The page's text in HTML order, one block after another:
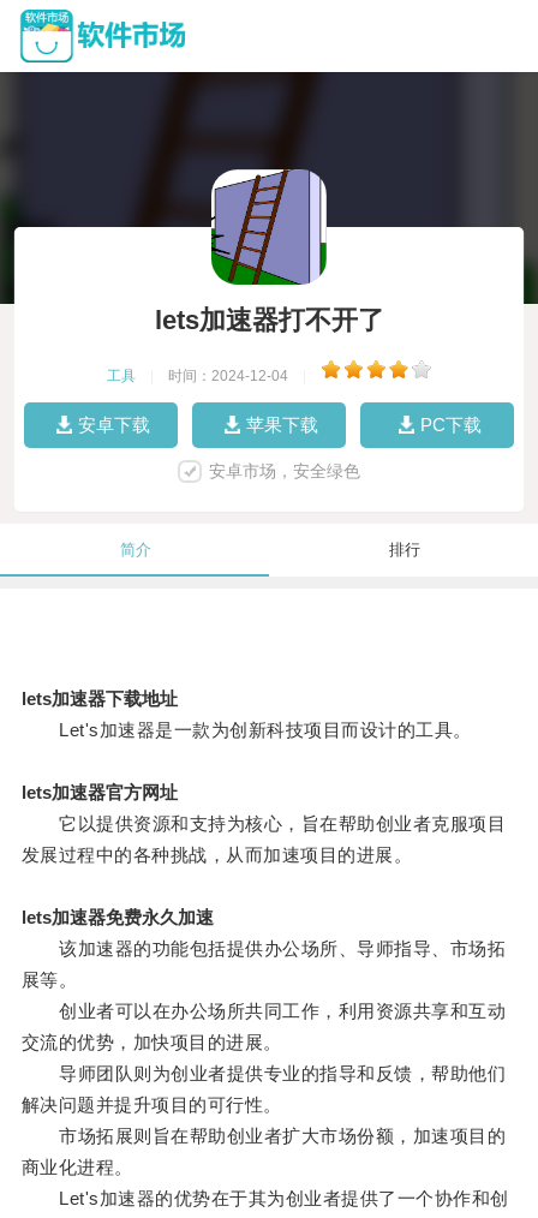
lets加速器打不开了
工具 时间：2024-12-04
安卓下载 苹果下载 PC下载
安卓市场，安全绿色
简介 排行
lets加速器下载地址
Let's加速器是一款为创新科技项目而设计的工具。
lets加速器官方网址
它以提供资源和支持为核心，旨在帮助创业者克服项目
发展过程中的各种挑战，从而加速项目的进展。
lets加速器免费永久加速
该加速器的功能包括提供办公场所、导师指导、市场拓
展等。
创业者可以在办公场所共同工作，利用资源共享和互动
交流的优势，加快项目的进展。
导师团队则为创业者提供专业的指导和反馈，帮助他们
解决问题并提升项目的可行性。
市场拓展则旨在帮助创业者扩大市场份额，加速项目的
商业化进程。
Let's加速器的优势在于其为创业者提供了一个协作和创